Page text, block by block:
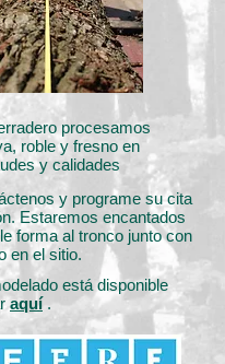
procesamos
roble y fresno en
y calidades
y programe su cita
Estaremos encantados
forma al tronco junto con
en el sitio.
está disponible
aquí.